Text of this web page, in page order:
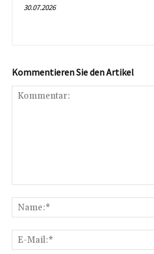
30.07.2026
Kommentieren Sie den Artikel